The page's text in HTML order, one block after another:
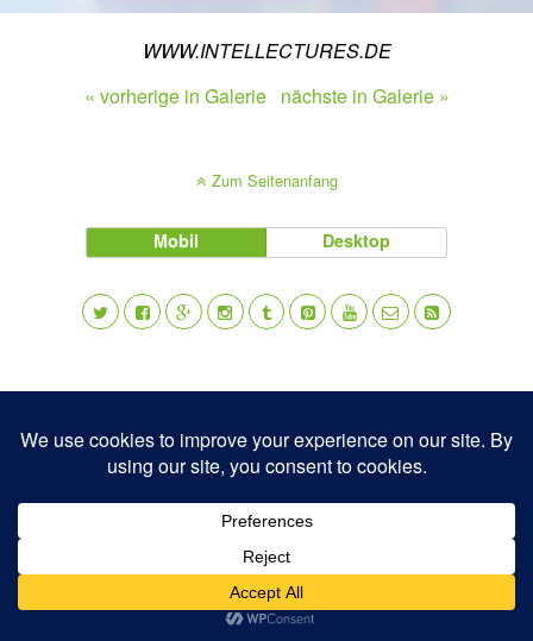
WWW.INTELLECTURES.DE
« vorherige in Galerie nächste in Galerie »
Zum Seitenanfang
Mobil Desktop